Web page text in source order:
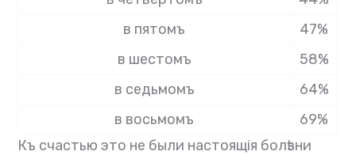
в пятомъ
47%
в шестомъ
58%
в седьмомъ
64%
в восьмомъ
69%
Къ счастью это не были настоящія болѣзни